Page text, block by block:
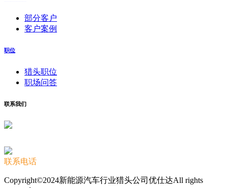
部分客户
客户案例
职位
猎头职位
职场问答
联系我们
联系电话
Copyright©2024新能源汽车行业猎头公司优仕达All rights